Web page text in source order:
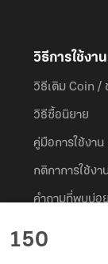
150
วิธีการใช้งาน
วิธีเติม Coin /
วิธีซื้อนิยาย
คู่มือการใช้งาน
กติกาการใช้งา
คำถามที่พบบ่อย
© 2026
Dek-D.com ใช้คุกกี้เพื่
เรียนรู้เพิ่มเติมที่นี่